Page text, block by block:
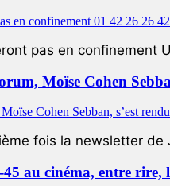
pas en confinement
Moïse Cohen
fois la newsletter de
au cinéma, entre rire,